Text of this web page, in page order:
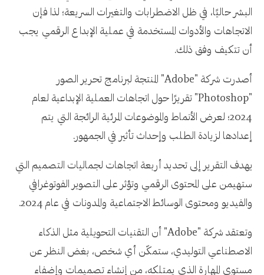
البشر حاليًا، في ظل الاضطرابات والتغيرات السريعة؛ لذا فإن
الاتجاهات والأدوات المستخدمة في عملية الإبداع الرقمي يجب
أن تتكيف وفق ذلك.
أصدرت شركة "Adobe" المنتجة لبرنامج تحرير الصور
"Photoshop" تقريرًا حول اتجاهات العملية الإبداعية لعام
2024؛ لعرض الأنماط والموضوعات المرئية الرائجة التي يتم
إعدادها لزيادة الطلب وإحداث تأثير في الجمهور.
يهدف التقرير إلى تحديد أربعة اتجاهات لجماليات التصميم التي
ستهيمن على المحتوى الرقمي وتؤثر على التصوير الفوتوغرافي
والفيديو ومحتوى الوسائط الاجتماعية والمدونات في عام 2024.
وتعتقد شركة "Adobe" أن التقنيات التحويلية مثل الذكاء
الاصطناعي التوليدي، ستمكّن أي شخص، بغض النظر عن
مستوى المهارة الذي يمتلكه، من إنشاء تصميمات وإضفاء